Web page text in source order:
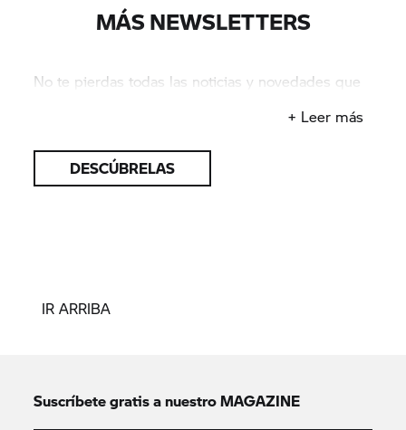
MÁS NEWSLETTERS
No te pierdas todas las noticias y novedades que
+ Leer más
DESCÚBRELAS
IR ARRIBA
Suscríbete gratis a nuestro MAGAZINE